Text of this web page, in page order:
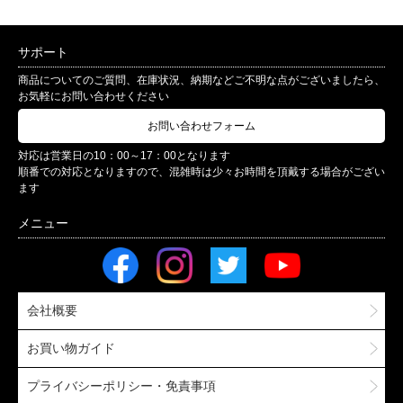
サポート
商品についてのご質問、在庫状況、納期などご不明な点がございましたら、
お気軽にお問い合わせください
お問い合わせフォーム
対応は営業日の10：00～17：00となります
順番での対応となりますので、混雑時は少々お時間を頂戴する場合がござい
ます
会社概要
お買い物ガイド
プライバシーポリシー・免責事項